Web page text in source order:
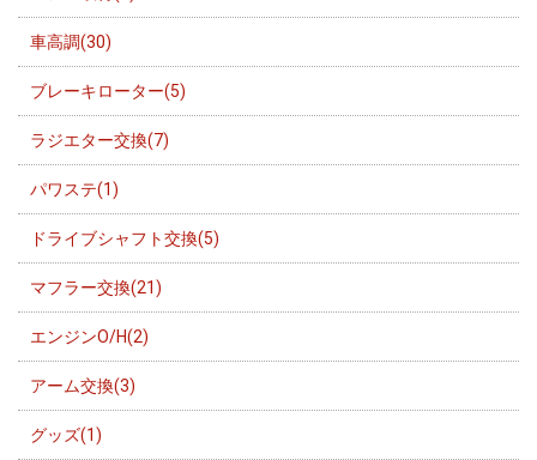
車高調(30)
ブレーキローター(5)
ラジエター交換(7)
パワステ(1)
ドライブシャフト交換(5)
マフラー交換(21)
エンジンO/H(2)
アーム交換(3)
グッズ(1)